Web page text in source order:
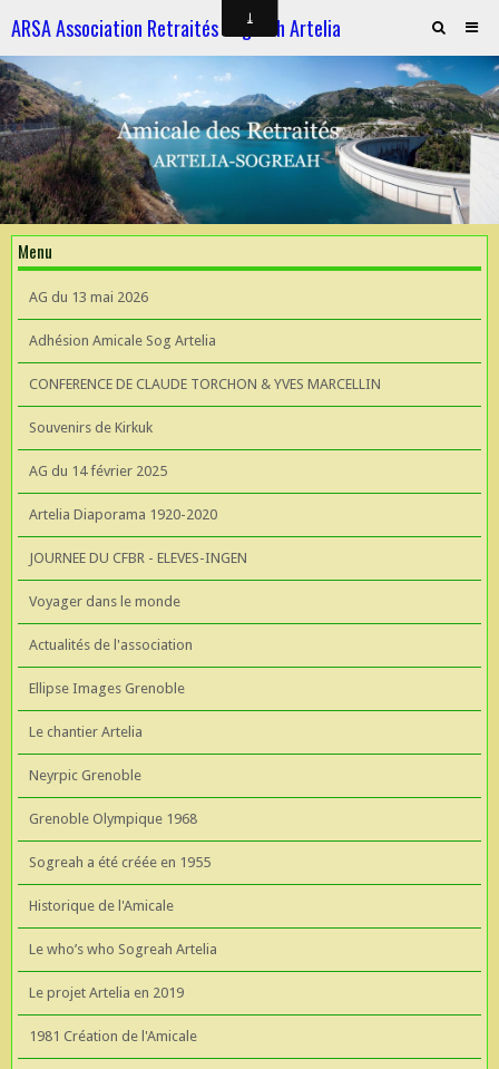
ARSA Association Retraités Sogreah Artelia
Invitation au repas le 21 novembre 2025
ARTELIA et l'Hydroélectricité
ARTELIA et l'Hydroélectricité
Souvenirs de KIrkuk
CONFERENCE DE CLAUDE TORCHON & YVES MARCELLIN A L'UIAD
AG 2026 du 13 mai
Menu
AG du 13 mai 2026
Adhésion Amicale Sog Artelia
CONFERENCE DE CLAUDE TORCHON & YVES MARCELLIN
Souvenirs de Kirkuk
AG du 14 février 2025
Artelia Diaporama 1920-2020
JOURNEE DU CFBR - ELEVES-INGEN
Voyager dans le monde
Actualités de l'association
Ellipse Images Grenoble
Le chantier Artelia
Neyrpic Grenoble
Grenoble Olympique 1968
Sogreah a été créée en 1955
Historique de l'Amicale
Le who’s who Sogreah Artelia
Le projet Artelia en 2019
1981 Création de l'Amicale